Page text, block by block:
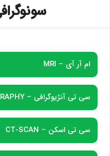
ام آر آی – MRI
سی تی آنژیوگرافی – CT ANGIOGRAPHY
سی تی اسکن – CT-SCAN